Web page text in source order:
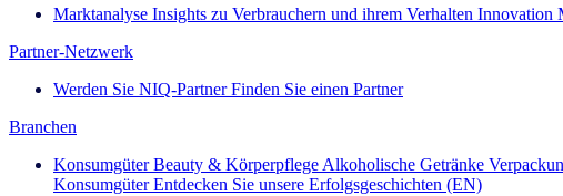
Marktanalyse Insights zu Verbrauchern und ihrem Verhalten Innovation
Partner-Netzwerk
Werden Sie NIQ-Partner Finden Sie einen Partner
Branchen
Konsumgüter Beauty & KörperpflegeAlkoholische Getränke
Konsumgüter Entdecken Sie unsere Erfolgsgeschichten (EN)